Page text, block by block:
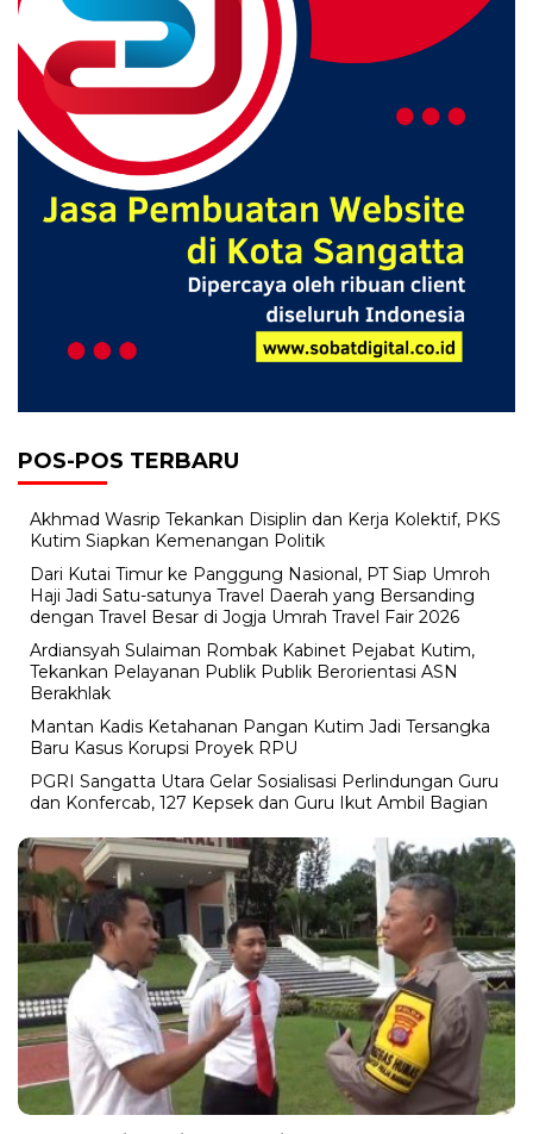
POS-POS TERBARU
Akhmad Wasrip Tekankan Disiplin dan Kerja Kolektif, PKS
Kutim Siapkan Kemenangan Politik
Dari Kutai Timur ke Panggung Nasional, PT Siap Umroh
Haji Jadi Satu-satunya Travel Daerah yang Bersanding
dengan Travel Besar di Jogja Umrah Travel Fair 2026
Ardiansyah Sulaiman Rombak Kabinet Pejabat Kutim,
Tekankan Pelayanan Publik Publik Berorientasi ASN
Berakhlak
Mantan Kadis Ketahanan Pangan Kutim Jadi Tersangka
Baru Kasus Korupsi Proyek RPU
PGRI Sangatta Utara Gelar Sosialisasi Perlindungan Guru
dan Konfercab, 127 Kepsek dan Guru Ikut Ambil Bagian